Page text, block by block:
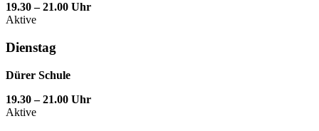
19.30 – 21.00 Uhr
Aktive
Dienstag
Dürer Schule
19.30 – 21.00 Uhr
Aktive